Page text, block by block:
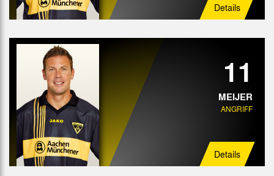
Details
11
MEIJER
ANGRIFF
Details